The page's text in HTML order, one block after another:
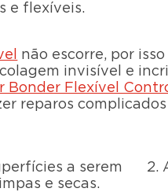
e flexíveis.
não escorre, por
invisível e
Bonder Flexível
reparos
a serem
e secas.
2.